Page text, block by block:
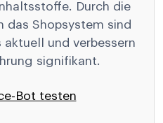
Durch die
das Shopsystem sind
und verbessern
signifikant.
Bot testen